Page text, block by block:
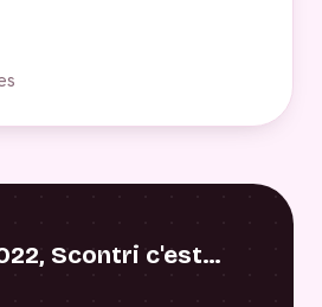
Scontri c'est…